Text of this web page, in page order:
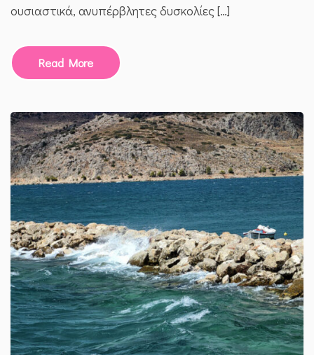
ουσιαστικά, ανυπέρβλητες δυσκολίες […]
Read More